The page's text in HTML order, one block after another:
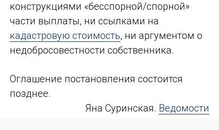
конструкциями «бесспорной/спорной»
части выплаты, ни ссылками на
кадастровую стоимость, ни аргументом о
недобросовестности собственника.
Оглашение постановления состоится
позднее.
Яна Суринская. Ведомости